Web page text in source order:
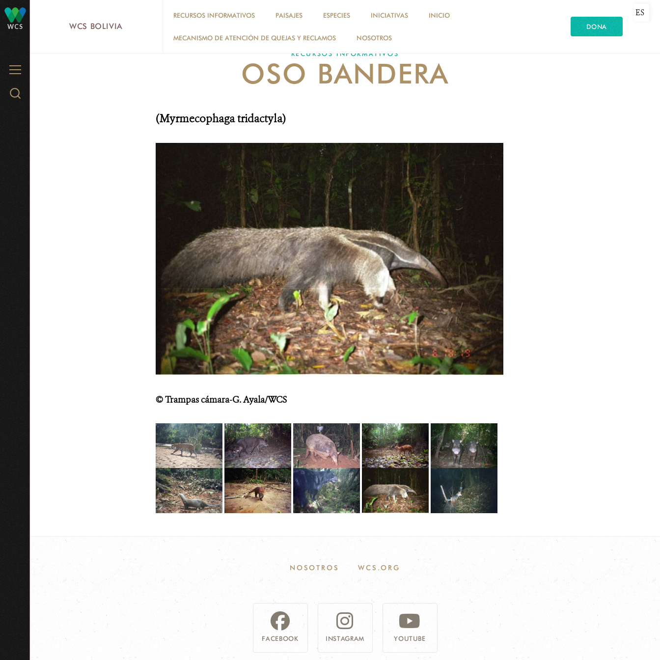
WCS
MENU
Search
WCS BOLIVIA
RECURSOS INFORMATIVOS PAISAJES ESPECIES INICIATIVAS INICIO
MECANISMO DE ATENCIÓN DE QUEJAS Y RECLAMOS NOSOTROS
DONA
ES
RECURSOS INFORMATIVOS
OSO BANDERA
(Myrmecophaga tridactyla)
©Trampas cámara-G. Ayala/WCS
NOSOTROS WCS.ORG
FACEBOOK INSTAGRAM YOUTUBE